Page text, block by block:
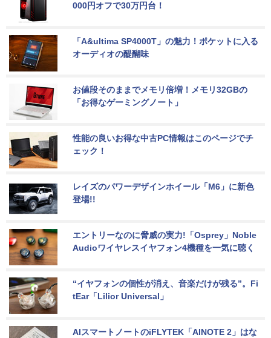
000円オフで30万円台！
「A&ultima SP4000T」の魅力！ポケットに入る
オーディオの醍醐味
お値段そのままでメモリ倍増！メモリ32GBの
「お得なゲーミングノート」
性能の良いお得な中古PC情報はこのページでチ
ェック！
レイズのパワーデザインホイール「M6」に新色
登場!!
エントリーなのに脅威の実力!「Osprey」Noble
Audioワイヤレスイヤフォン4機種を一気に聴く
“イヤフォンの個性が消え、音楽だけが残る”。Fi
tEar「Lilior Universal」
AIスマートノートのiFLYTEK「AINOTE 2」はな